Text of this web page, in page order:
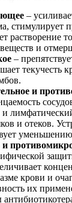
–
стимулирует
растворение
и
–
текучесть
и
и отеков.
крови и
их